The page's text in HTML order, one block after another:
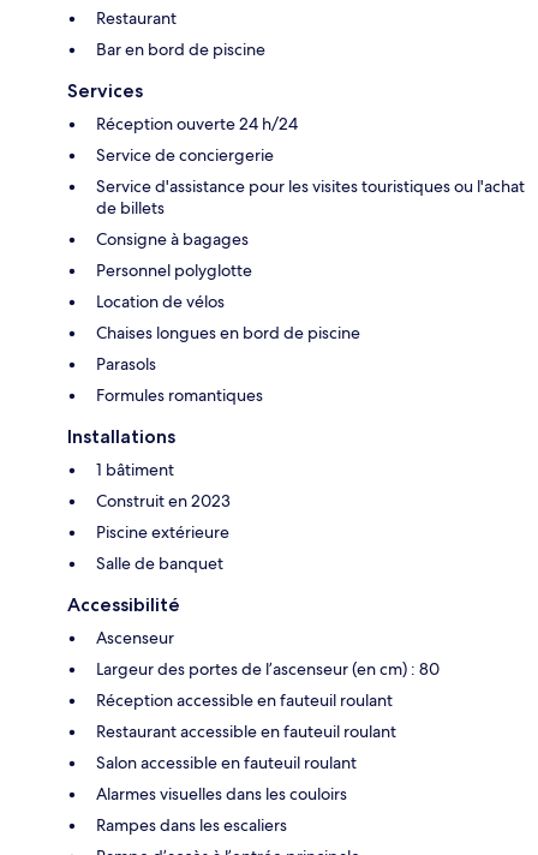
Restaurant
Bar en bord de piscine
Services
Réception ouverte 24 h/24
Service de conciergerie
Service d'assistance pour les visites touristiques ou l'achat
de billets
Consigne à bagages
Personnel polyglotte
Location de vélos
Chaises longues en bord de piscine
Parasols
Formules romantiques
Installations
1 bâtiment
Construit en 2023
Piscine extérieure
Salle de banquet
Accessibilité
Ascenseur
Largeur des portes de l’ascenseur (en cm) : 80
Réception accessible en fauteuil roulant
Restaurant accessible en fauteuil roulant
Salon accessible en fauteuil roulant
Alarmes visuelles dans les couloirs
Rampes dans les escaliers